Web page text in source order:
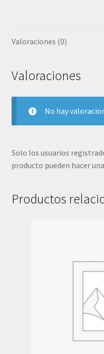
Valoraciones (0)
Valoraciones
No hay
Solo los usuarios
producto pueden hacer
Productos